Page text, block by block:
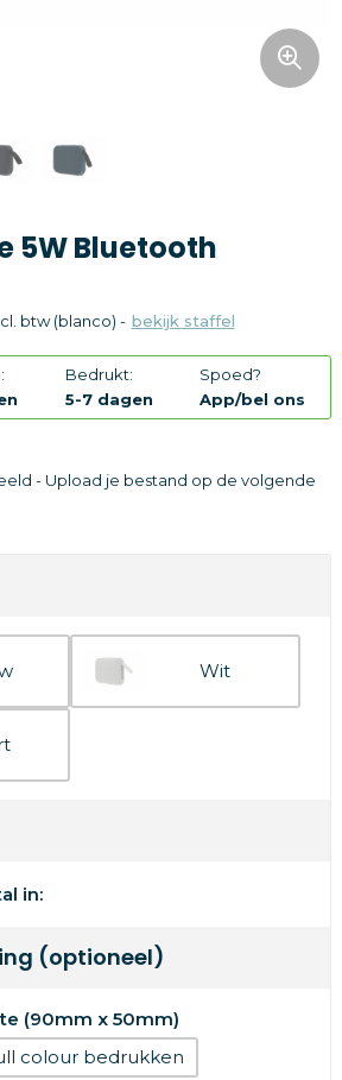
5W Bluetooth
btw (blanco) - bekijk staffel
Bedrukt:
5-7 dagen
Spoed?
App/bel ons
- Upload je bestand op de volgende
Wit
in:
(optioneel)
(90mm x 50mm)
colour